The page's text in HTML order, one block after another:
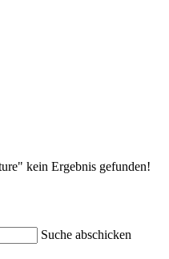
kein Ergebnis gefunden!
Suche abschicken